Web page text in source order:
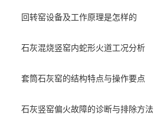
回转窑设备及工作原理是怎样的
石灰混烧竖窑内蛇形火道工况分析
套筒石灰窑的结构特点与操作要点
石灰竖窑偏火故障的诊断与排除方法